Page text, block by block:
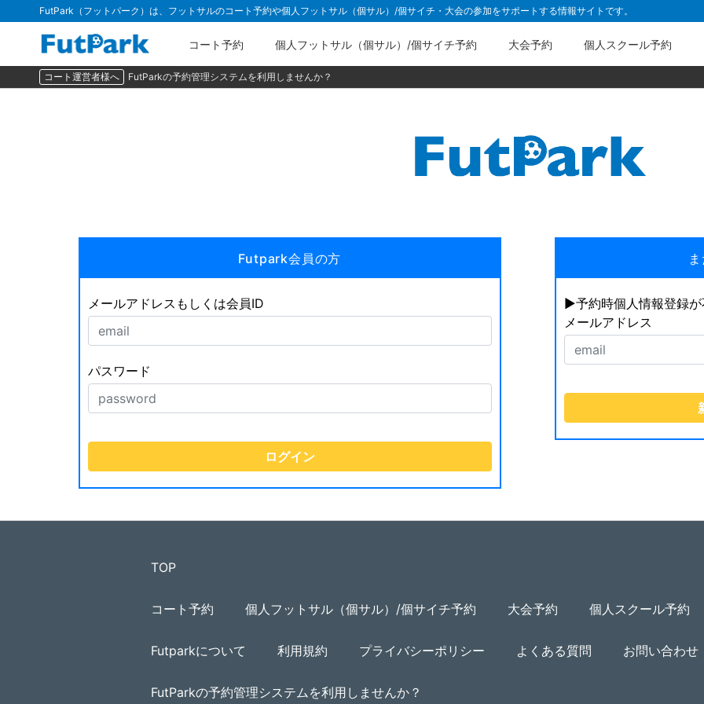
FutPark（フットパーク）は、フットサルのコート予約や個人フットサル（個サル）/個サイチ・大会の参加をサポートする情報サイトです。
コート予約 個人フットサル（個サル）/個サイチ予約 大会予約 個人スクール予約
コート運営者様へ FutParkの予約管理システムを利用しませんか？
Futpark会員の方
メールアドレスもしくは会員ID
パスワード
▶︎予約時個人情報登録
メールアドレス
TOP
コート予約 個人フットサル（個サル）/個サイチ予約 大会予約 個人スクール予約
Futparkについて 利用規約 プライバシーポリシー よくある質問 お問い合わせ
FutParkの予約管理システムを利用しませんか？